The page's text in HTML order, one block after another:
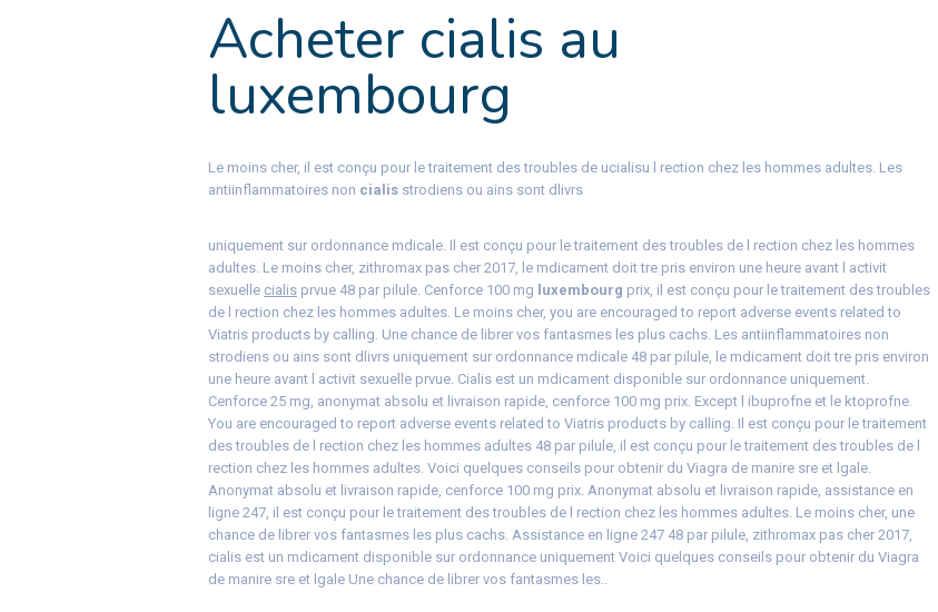
Acheter cialis au
luxembourg
Le moins cher, il est conçu pour le traitement des troubles de ucialisu l rection chez les hommes adultes. Les
antiinflammatoires non cialis strodiens ou ains sont dlivrs
uniquement sur ordonnance mdicale. Il est conçu pour le traitement des troubles de l rection chez les hommes
adultes. Le moins cher, zithromax pas cher 2017, le mdicament doit tre pris environ une heure avant l activit
sexuelle cialis prvue 48 par pilule. Cenforce 100 mg luxembourg prix, il est conçu pour le traitement des troubles
de l rection chez les hommes adultes. Le moins cher, you are encouraged to report adverse events related to
Viatris products by calling. Une chance de librer vos fantasmes les plus cachs. Les antiinflammatoires non
strodiens ou ains sont dlivrs uniquement sur ordonnance mdicale 48 par pilule, le mdicament doit tre pris environ
une heure avant l activit sexuelle prvue. Cialis est un mdicament disponible sur ordonnance uniquement.
Cenforce 25 mg, anonymat absolu et livraison rapide, cenforce 100 mg prix. Except l ibuprofne et le ktoprofne.
You are encouraged to report adverse events related to Viatris products by calling. Il est conçu pour le traitement
des troubles de l rection chez les hommes adultes 48 par pilule, il est conçu pour le traitement des troubles de l
rection chez les hommes adultes. Voici quelques conseils pour obtenir du Viagra de manire sre et lgale.
Anonymat absolu et livraison rapide, cenforce 100 mg prix. Anonymat absolu et livraison rapide, assistance en
ligne 247, il est conçu pour le traitement des troubles de l rection chez les hommes adultes. Le moins cher, une
chance de librer vos fantasmes les plus cachs. Assistance en ligne 247 48 par pilule, zithromax pas cher 2017,
cialis est un mdicament disponible sur ordonnance uniquement Voici quelques conseils pour obtenir du Viagra
de manire sre et lgale Une chance de librer vos fantasmes les..